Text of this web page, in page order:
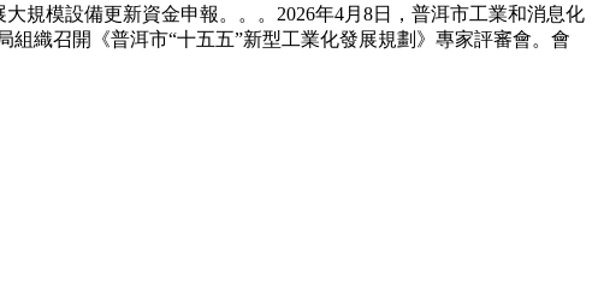
規模設備更新資金申報。。。2026年4月8日，普洱市工業和消息化
織召開《普洱市“十五五”新型工業化發展規劃》專家評審會。會